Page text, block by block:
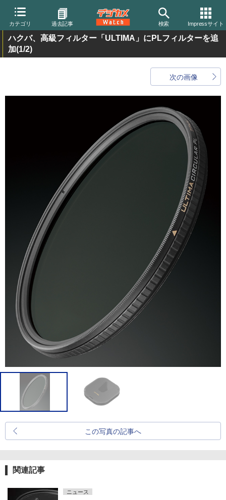
カテゴリ 過去記事 検索 Impressサイト
ハクバ、高級フィルター「ULTIMA」にPLフィルターを追
加(1/2)
次の画像
この写真の記事へ
関連記事
ニュース